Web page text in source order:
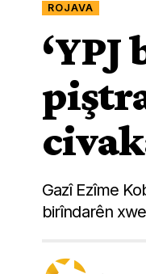
ROJAVA
Gazî Ezîme
birîndarên